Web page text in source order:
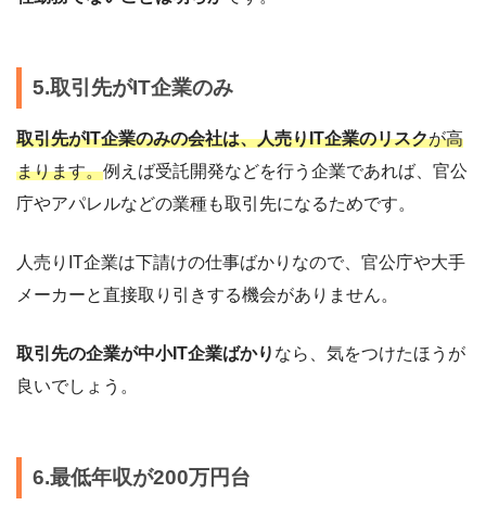
5.取引先がIT企業のみ
取引先がIT企業のみの会社は、人売りIT企業のリスクが高
まります。例えば受託開発などを行う企業であれば、官公
庁やアパレルなどの業種も取引先になるためです。
人売りIT企業は下請けの仕事ばかりなので、官公庁や大手
メーカーと直接取り引きする機会がありません。
取引先の企業が中小IT企業ばかり なら、気をつけたほうが
良いでしょう。
6.最低年収が200万円台